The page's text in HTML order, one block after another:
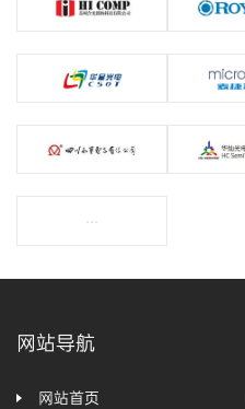
网站导航
网站首页